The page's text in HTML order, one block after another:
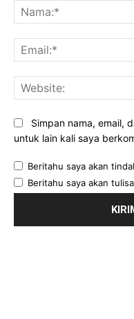
Simpan nama, email,
untuk lain kali saya
Beritahu saya akan
Beritahu saya akan